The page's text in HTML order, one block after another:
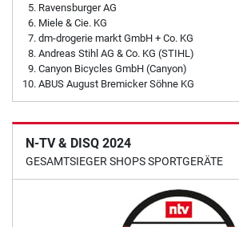
Ravensburger AG
Miele & Cie. KG
dm-drogerie markt GmbH + Co. KG
Andreas Stihl AG & Co. KG (STIHL)
Canyon Bicycles GmbH (Canyon)
ABUS August Bremicker Söhne KG
N-TV & DISQ 2024
GESAMTSIEGER SHOPS SPORTGERÄTE